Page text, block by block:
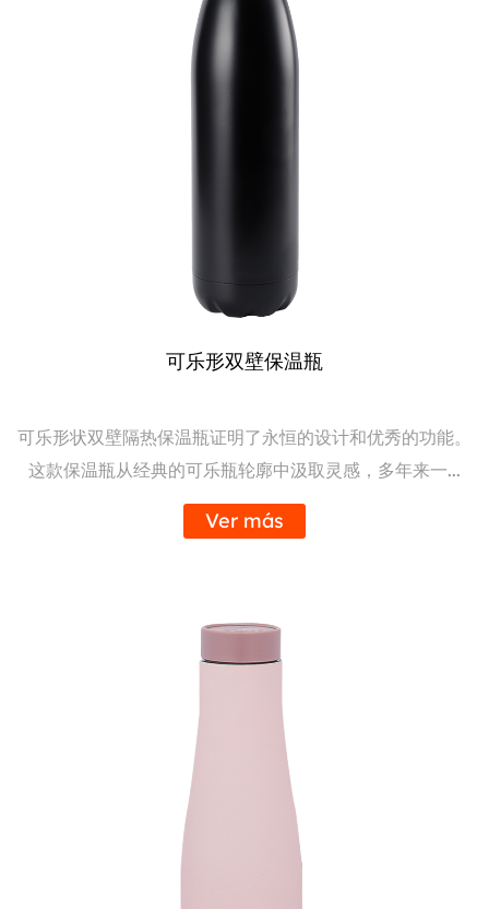
可乐形双壁保温瓶
可乐形状双壁隔热保温瓶证明了永恒的设计和优秀的功能。
这款保温瓶从经典的可乐瓶轮廓中汲取灵感，多年来一...
Ver más